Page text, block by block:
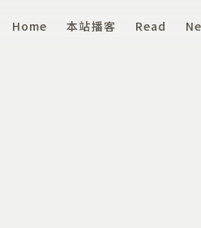
Home 本站播客 Read